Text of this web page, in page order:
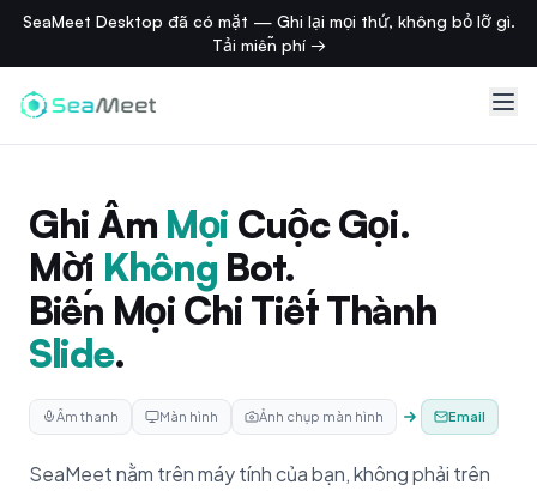
SeaMeet Desktop đã có mặt — Ghi lại mọi thứ, không bỏ lỡ gì.
Tải miễn phí →
Ghi Âm Mọi Cuộc Gọi.
Mời Không Bot.
Biến Mọi Chi Tiết Thành
Slide
.
Âm thanh Màn hình Ảnh chụp màn hình Email
SeaMeet nằm trên máy tính của bạn, không phải trên